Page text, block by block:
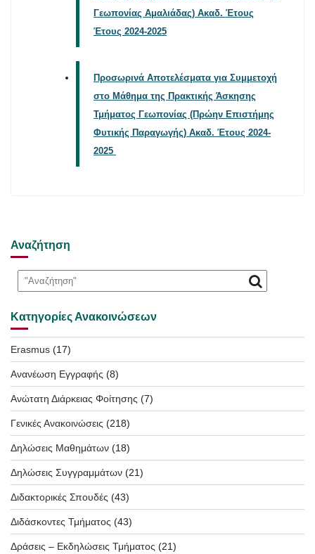
Γεωπονίας Αμαλιάδας) Ακαδ. Έτους
Έτους 2024-2025
Προσωρινά Αποτελέσματα για Συμμετοχή
στο Μάθημα της Πρακτικής Άσκησης
Τμήματος Γεωπονίας (Πρώην Επιστήμης
Φυτικής Παραγωγής) Ακαδ. Έτους 2024-
2025
Αναζήτηση
Κατηγορίες Ανακοινώσεων
Erasmus (17)
Ανανέωση Εγγραφής (8)
Ανώτατη Διάρκειας Φοίτησης (7)
Γενικές Ανακοινώσεις (218)
Δηλώσεις Μαθημάτων (18)
Δηλώσεις Συγγραμμάτων (21)
Διδακτορικές Σπουδές (43)
Διδάσκοντες Τμήματος (43)
Δράσεις – Εκδηλώσεις Τμήματος (21)